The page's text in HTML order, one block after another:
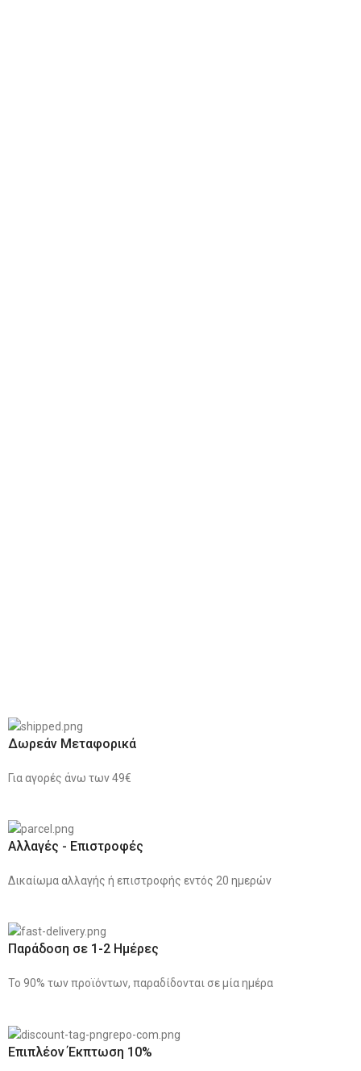
Δωρεάν Μεταφορικά
Για αγορές άνω των 49€
Αλλαγές - Επιστροφές
Δικαίωμα αλλαγής ή επιστροφής εντός 20 ημερών
Παράδοση σε 1-2 Ημέρες
Το 90% των προϊόντων, παραδίδονται σε μία ημέρα
Επιπλέον Έκπτωση 10%